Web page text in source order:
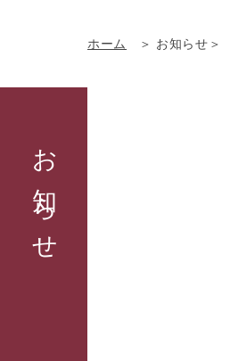
ホーム お知らせ
お知らせ